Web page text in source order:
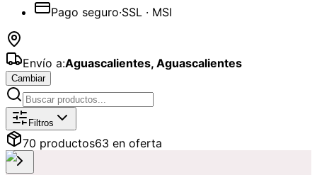
Pago seguro·SSL · MSI
Envío a:Aguascalientes, Aguascalientes
Cambiar
Catálogo deFlores
Filtros
70 productos63 en oferta